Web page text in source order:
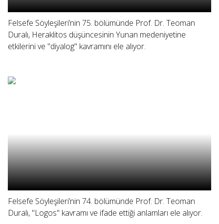
Felsefe Söyleşileri’nin 75. bölümünde Prof. Dr. Teoman
Duralı, Heraklitos düşüncesinin Yunan medeniyetine
etkilerini ve "diyalog" kavramını ele alıyor.
Felsefe Söyleşileri’nin 74. bölümünde Prof. Dr. Teoman
Duralı, "Logos" kavramı ve ifade ettiği anlamları ele alıyor.